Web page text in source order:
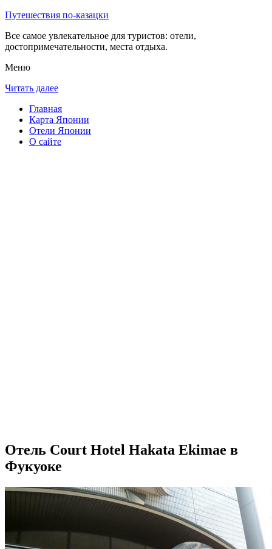
Путешествия по-казацки
Все самое увлекательное для туристов: отели,
достопримечательности, места отдыха.
Меню
Читать далее
Главная
Карта Японии
Отели Японии
О сайте
Отель Court Hotel Hakata Ekimae в
Фукуоке